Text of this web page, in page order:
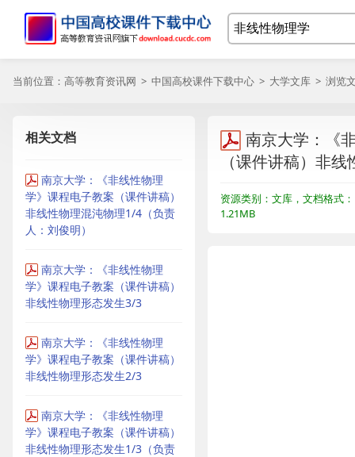
当前位置： 高等教育资讯网 > 中国高校课件下载中心 > 大学文库 > 浏览
相关文档
南京大学：《非线性物理
学》课程电子教案（课件讲稿）
非线性物理混沌物理1/4（负责
人：刘俊明）
南京大学：《非线性物理
学》课程电子教案（课件讲稿）
非线性物理形态发生3/3
南京大学：《非线性物理
学》课程电子教案（课件讲稿）
非线性物理形态发生2/3
南京大学：《非线性物理
学》课程电子教案（课件讲稿）
非线性物理形态发生1/3（负责
南京大学：《
（课件讲稿）非
资源类别：文库，文档格式
1.21MB